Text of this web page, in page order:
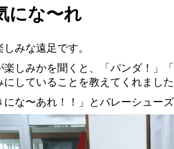
にな〜れ
みな遠足です。
しみかを聞くと、「パンダ！」
にしていることを教えてくれまし
にな〜あれ！！」とバレーシュー